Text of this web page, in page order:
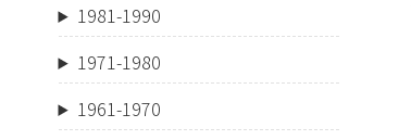
1981-1990
1971-1980
1961-1970